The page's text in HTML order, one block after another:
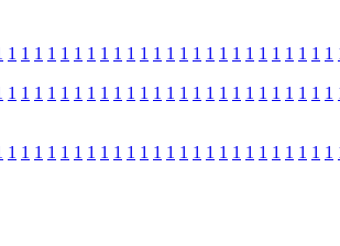
1 1 1 1 1 1 1 1 1 1 1 1 1 1 1 1 1 1 1 1 1 1 1 1 1
1 1 1 1 1 1 1 1 1 1 1 1 1 1 1 1 1 1 1 1 1 1 1 1 1
1 1 1 1 1 1 1 1 1 1 1 1 1 1 1 1 1 1 1 1 1 1 1 1 1